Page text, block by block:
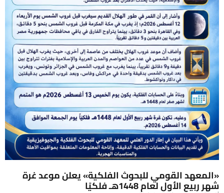
«المعهد القومي للبحوث الفلكية» يعلن موعد غرة
شهر ربيع الأول لعام 1448هـ فلكيًا